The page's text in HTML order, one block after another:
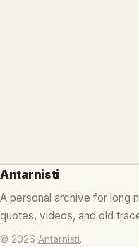
Antarnisti
A personal archive for long
quotes, videos, and old
© 2026 Antarnisti.